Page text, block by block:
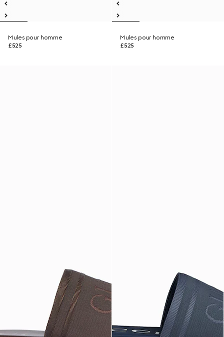
Mules pour homme
£525
Mules pour homme
£525